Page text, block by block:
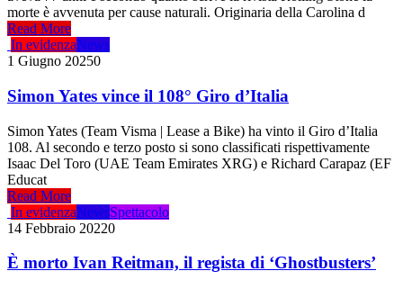
morte è avvenuta per cause naturali. Originaria della Carolina d
Read More
In evidenzaNews
1 Giugno 20250
Simon Yates vince il 108° Giro d’Italia
Simon Yates (Team Visma | Lease a Bike) ha vinto il Giro d’Italia
108. Al secondo e terzo posto si sono classificati rispettivamente
Isaac Del Toro (UAE Team Emirates XRG) e Richard Carapaz (EF
Educat
Read More
In evidenzaNewsSpettacolo
14 Febbraio 20220
È morto Ivan Reitman, il regista di ‘Ghostbusters’